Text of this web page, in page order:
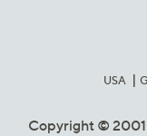
USA
Copyright © 2001